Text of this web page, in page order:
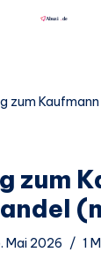
zum
zum
Mai 2026 1